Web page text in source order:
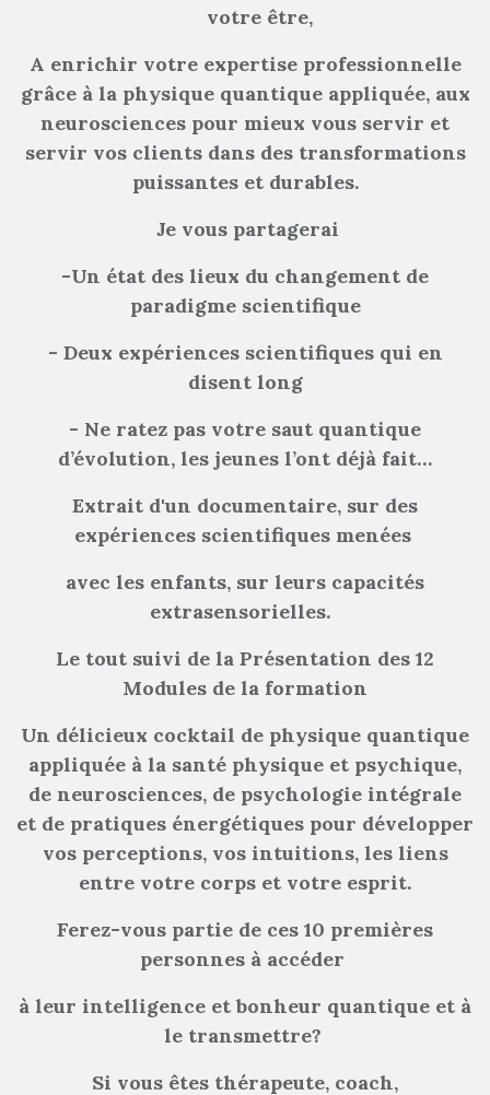
votre être,
A enrichir votre expertise professionnelle
grâce à la physique quantique appliquée, aux
neurosciences pour mieux vous servir et
servir vos clients dans des transformations
puissantes et durables.
Je vous partagerai
-Un état des lieux du changement de
paradigme scientifique
- Deux expériences scientifiques qui en
disent long
- Ne ratez pas votre saut quantique
d’évolution, les jeunes l’ont déjà fait…
Extrait d'un documentaire, sur des
expériences scientifiques menées
avec les enfants, sur leurs capacités
extrasensorielles.
Le tout suivi de la Présentation des 12
Modules de la formation
Un délicieux cocktail de physique quantique
appliquée à la santé physique et psychique,
de neurosciences, de psychologie intégrale
et de pratiques énergétiques pour développer
vos perceptions, vos intuitions, les liens
entre votre corps et votre esprit.
Ferez-vous partie de ces 10 premières
personnes à accéder
à leur intelligence et bonheur quantique et à
le transmettre?
Si vous êtes thérapeute, coach,